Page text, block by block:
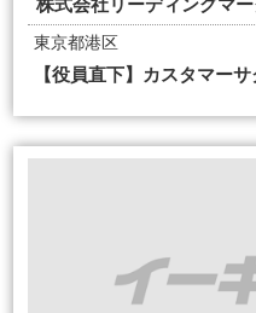
株式会社リーディングマー
東京都港区
【役員直下】カスタマー